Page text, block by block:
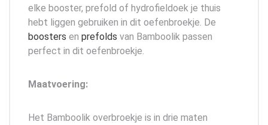
elke booster, prefold of hydrofieldoek je thuis
hebt liggen gebruiken in dit oefenbroekje. De
boosters en prefolds van Bamboolik passen
perfect in dit oefenbroekje.
Maatvoering:
Het Bamboolik overbroekje is in drie maten